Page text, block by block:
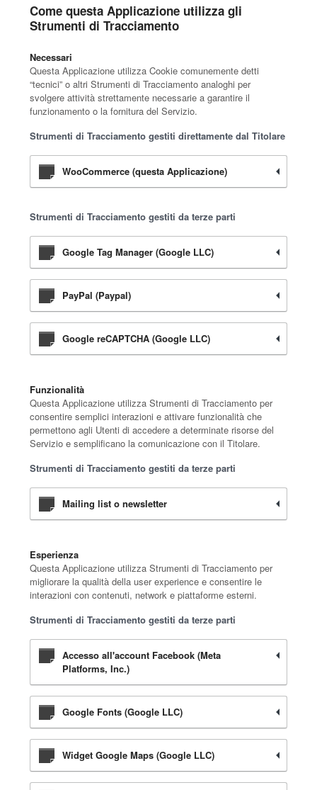
Come questa Applicazione utilizza gli
Strumenti di Tracciamento
Necessari
Questa Applicazione utilizza Cookie comunemente detti
“tecnici” o altri Strumenti di Tracciamento analoghi per
svolgere attività strettamente necessarie a garantire il
funzionamento o la fornitura del Servizio.
Strumenti di Tracciamento gestiti direttamente dal Titolare
WooCommerce (questa Applicazione)
Strumenti di Tracciamento gestiti da terze parti
Google Tag Manager (Google LLC)
PayPal (Paypal)
Google reCAPTCHA (Google LLC)
Funzionalità
Questa Applicazione utilizza Strumenti di Tracciamento per
consentire semplici interazioni e attivare funzionalità che
permettono agli Utenti di accedere a determinate risorse del
Servizio e semplificano la comunicazione con il Titolare.
Strumenti di Tracciamento gestiti da terze parti
Mailing list o newsletter
Esperienza
Questa Applicazione utilizza Strumenti di Tracciamento per
migliorare la qualità della user experience e consentire le
interazioni con contenuti, network e piattaforme esterni.
Strumenti di Tracciamento gestiti da terze parti
Accesso all'account Facebook (Meta
Platforms, Inc.)
Google Fonts (Google LLC)
Widget Google Maps (Google LLC)